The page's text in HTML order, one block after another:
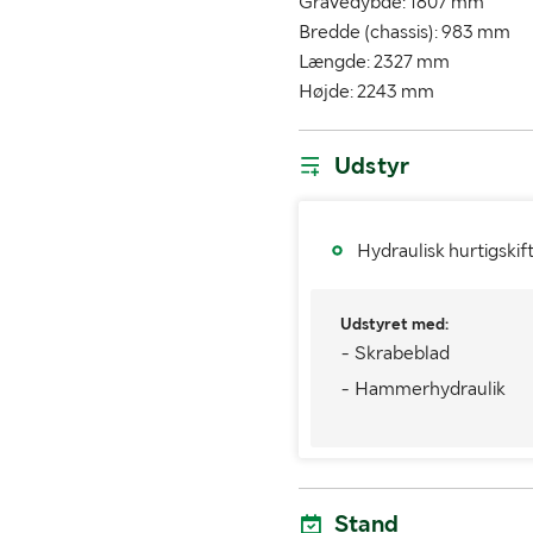
Bredde (chassis): 983 mm
Længde: 2327 mm
Højde: 2243 mm
Udstyr
Hydraulisk
Udstyret med:
- Skrabeblad
- Hammerhydraulik
Stand